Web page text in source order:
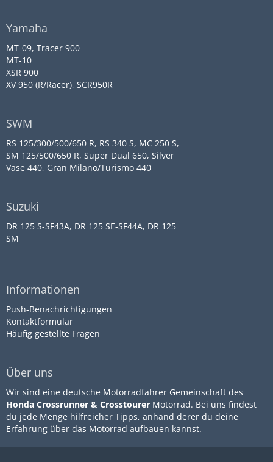
Yamaha
MT-09, Tracer 900
MT-10
XSR 900
XV 950 (R/Racer), SCR950R
SWM
RS 125/300/500/650 R, RS 340 S, MC 250 S,
SM 125/500/650 R, Super Dual 650, Silver
Vase 440, Gran Milano/Turismo 440
Suzuki
DR 125 S-SF43A, DR 125 SE-SF44A, DR 125
SM
Informationen
Push-Benachrichtigungen
Kontaktformular
Häufig gestellte Fragen
Über uns
Wir sind eine deutsche Motorradfahrer Gemeinschaft des
Honda Crossrunner & Crosstourer Motorrad. Bei uns findest
du jede Menge hilfreicher Tipps, anhand derer du deine
Erfahrung über das Motorrad aufbauen kannst.